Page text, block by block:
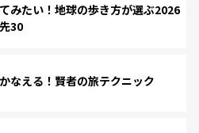
みたい！地球の歩き方が選ぶ2026
30
なえる！賢者の旅テクニック